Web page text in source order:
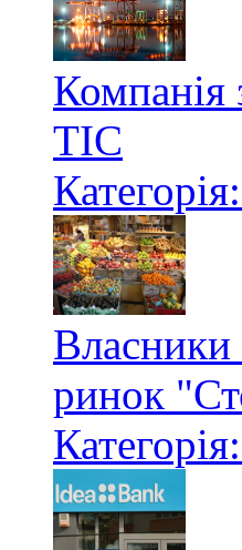
Компанія
ТІС
Власники
ринок